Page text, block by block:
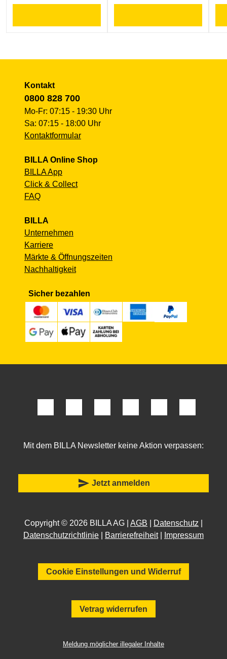
Kontakt
0800 828 700
Mo-Fr: 07:15 - 19:30 Uhr
Sa: 07:15 - 18:00 Uhr
Kontaktformular
BILLA Online Shop
BILLA App
Click & Collect
FAQ
BILLA
Unternehmen
Karriere
Märkte & Öffnungszeiten
Nachhaltigkeit
Sicher bezahlen
Mit dem BILLA Newsletter keine Aktion verpassen:
send Jetzt anmelden
Copyright © 2026 BILLA AG | AGB Datenschutz
Datenschutzrichtlinie
Barrierefreiheit| Impressum
Cookie Einstellungen und Widerruf
Vetrag widerrufen
Meldung möglicher illegaler Inhalte